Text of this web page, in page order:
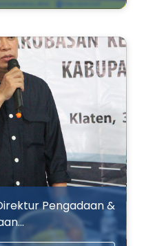
Pengadaan &